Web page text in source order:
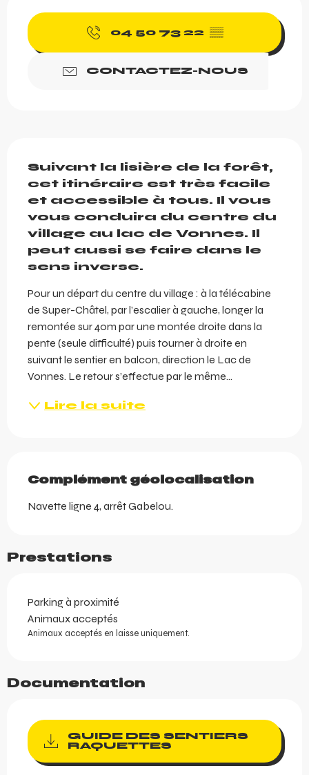
04 50 73 22 ▒▒
CONTACTEZ-NOUS
Suivant la lisière de la forêt,
cet itinéraire est très facile
et accessible à tous. Il vous
vous conduira du centre du
village au lac de Vonnes. Il
peut aussi se faire dans le
sens inverse.
Pour un départ du centre du village : à la télécabine
de Super-Châtel, par l’escalier à gauche, longer la
remontée sur 40m par une montée droite dans la
pente (seule difficulté) puis tourner à droite en
suivant le sentier en balcon, direction le Lac de
Vonnes. Le retour s’effectue par le même...
Lire la suite
Complément géolocalisation
Complément géolocalisation
Navette ligne 4, arrêt Gabelou.
Prestations
Parking à proximité
Animaux acceptés
Animaux acceptés en laisse uniquement.
Documentation
GUIDE DES SENTIERS
RAQUETTES